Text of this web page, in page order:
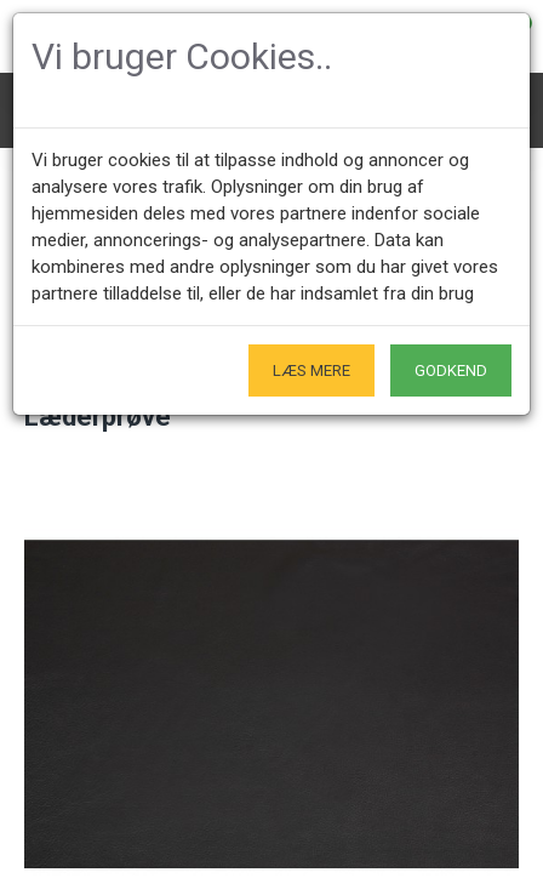
Kundeservice +45 28491875
Mandag - Fredag 9.00 - 17.00
Åbningstider showroom
Kun på forudgående aftale - Hverdage
- Naturligvis
Læderprøve
Vi bruger Cookies..
Vi bruger cookies til at tilpasse indhold og annoncer og
analysere vores trafik. Oplysninger om din brug af
hjemmesiden deles med vores partnere indenfor sociale
medier, annoncerings- og analysepartnere. Data kan
kombineres med andre oplysninger som du har givet vores
partnere tilladdelse til, eller de har indsamlet fra din brug
LÆS MERE GODKEND